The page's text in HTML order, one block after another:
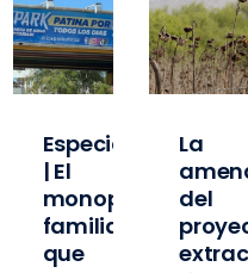
Especial
| El
monopolio
familiar
que
La
del